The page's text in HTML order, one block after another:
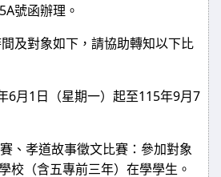
號函辦理。
及對象如下，請協助轉知以下比
6月 1 日（星期一）起至115年9月 7
、孝道故事徵文比賽：參加對象
校（含五專前三年）在學學生。